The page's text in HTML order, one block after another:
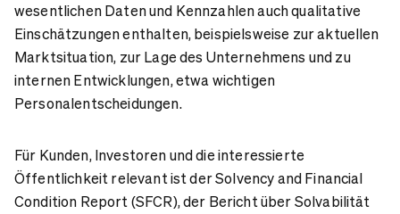
wesentlichen Daten und Kennzahlen auch qualitative
Einschätzungen enthalten, beispielsweise zur aktuellen
Marktsituation, zur Lage des Unternehmens und zu
internen Entwicklungen, etwa wichtigen
Personalentscheidungen.
Für Kunden, Investoren und die interessierte
Öffentlichkeit relevant ist der Solvency and Financial
Condition Report (SFCR), der Bericht über Solvabilität